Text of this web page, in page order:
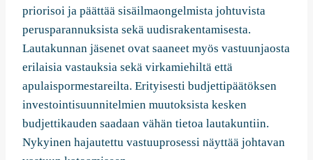
priorisoi ja päättää sisäilmaongelmista johtuvista
perusparannuksista sekä uudisrakentamisesta.
Lautakunnan jäsenet ovat saaneet myös vastuunjaosta
erilaisia vastauksia sekä virkamiehiltä että
apulaispormestareilta. Erityisesti budjettipäätöksen
investointisuunnitelmien muutoksista kesken
budjettikauden saadaan vähän tietoa lautakuntiin.
Nykyinen hajautettu vastuuprosessi näyttää johtavan